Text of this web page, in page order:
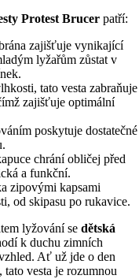
Protest Brucer patří:
zajišťuje vynikající
lyžařům zůstat v
tato vesta zabraňuje
zajišťuje optimální
poskytuje dostatečné
chrání obličej před
a funkční.
zipovými kapsami
od skipasu po rukavice.
lyžování se dětská
k duchu zimních
Ať už jde o den
tato vesta je rozumnou